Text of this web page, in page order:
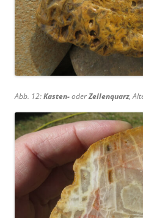
Abb. 12:Kasten-oderZellenquarz,